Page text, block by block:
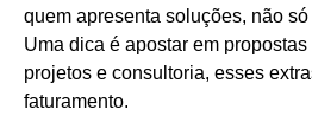
quem apresenta soluções, não
Uma dica é apostar em
projetos e consultoria, esses
faturamento.